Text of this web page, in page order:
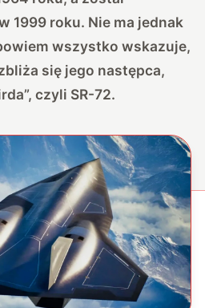
1999 roku. Nie ma jednak
wszystko wskazuje,
się jego następca,
czyli SR-72.